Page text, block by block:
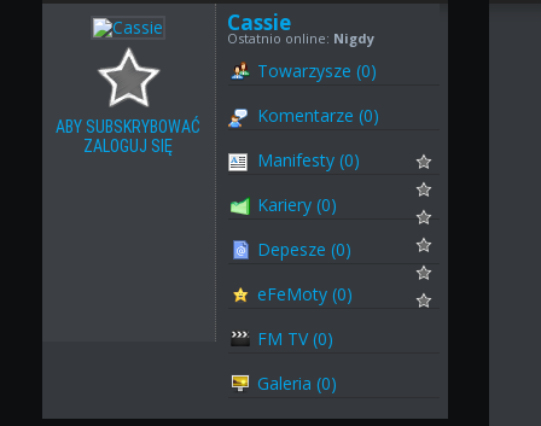
ABY SUBSKRYBOWAĆ
ZALOGUJ SIĘ
Cassie
Ostatnio online: Nigdy
Towarzysze (0)
Komentarze (0)
Manifesty (0)
Kariery (0)
Depesze (0)
eFeMoty (0)
FM TV (0)
Galeria (0)